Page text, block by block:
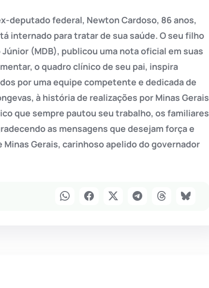
deputado federal, Newton Cardoso, 86 anos,
internado para tratar de sua saúde. O seu filho
(MDB), publicou uma nota oficial em suas
o quadro clínico de seu pai, inspira
por uma equipe competente e dedicada de
à história de realizações por Minas Gerais
que sempre pautou seu trabalho, os familiares
as mensagens que desejam força e
Minas Gerais, carinhoso apelido do governador